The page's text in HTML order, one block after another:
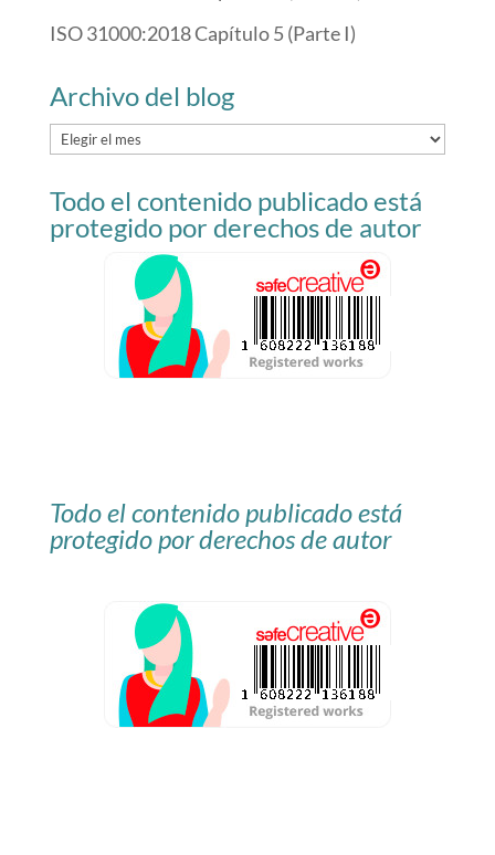
ISO 31000:2018 Capítulo 5 (Parte I)
Archivo del blog
Archivo
blog
Todo el contenido publicado está
protegido por derechos de autor
Todo el contenido publicado está
protegido por derechos de autor